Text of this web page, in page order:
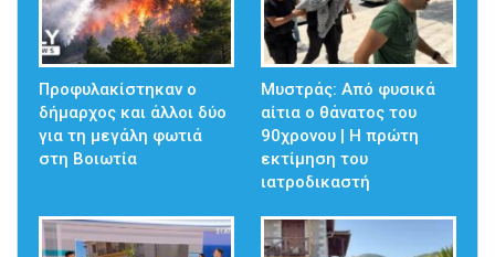
Προφυλακίστηκαν ο
δήμαρχος και άλλοι δύο
για τη μεγάλη φωτιά
στη Βοιωτία
Μυστράς: Από φυσικά
αίτια ο θάνατος του
90χρονου | Η πρώτη
εκτίμηση του
ιατροδικαστή